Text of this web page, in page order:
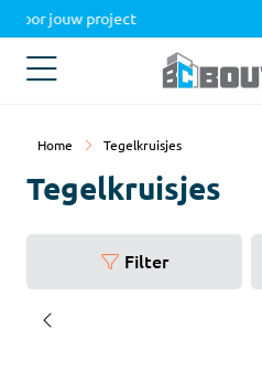
Alles voor jouw project
Home Tegelkruisjes
Tegelkruisjes
Filter